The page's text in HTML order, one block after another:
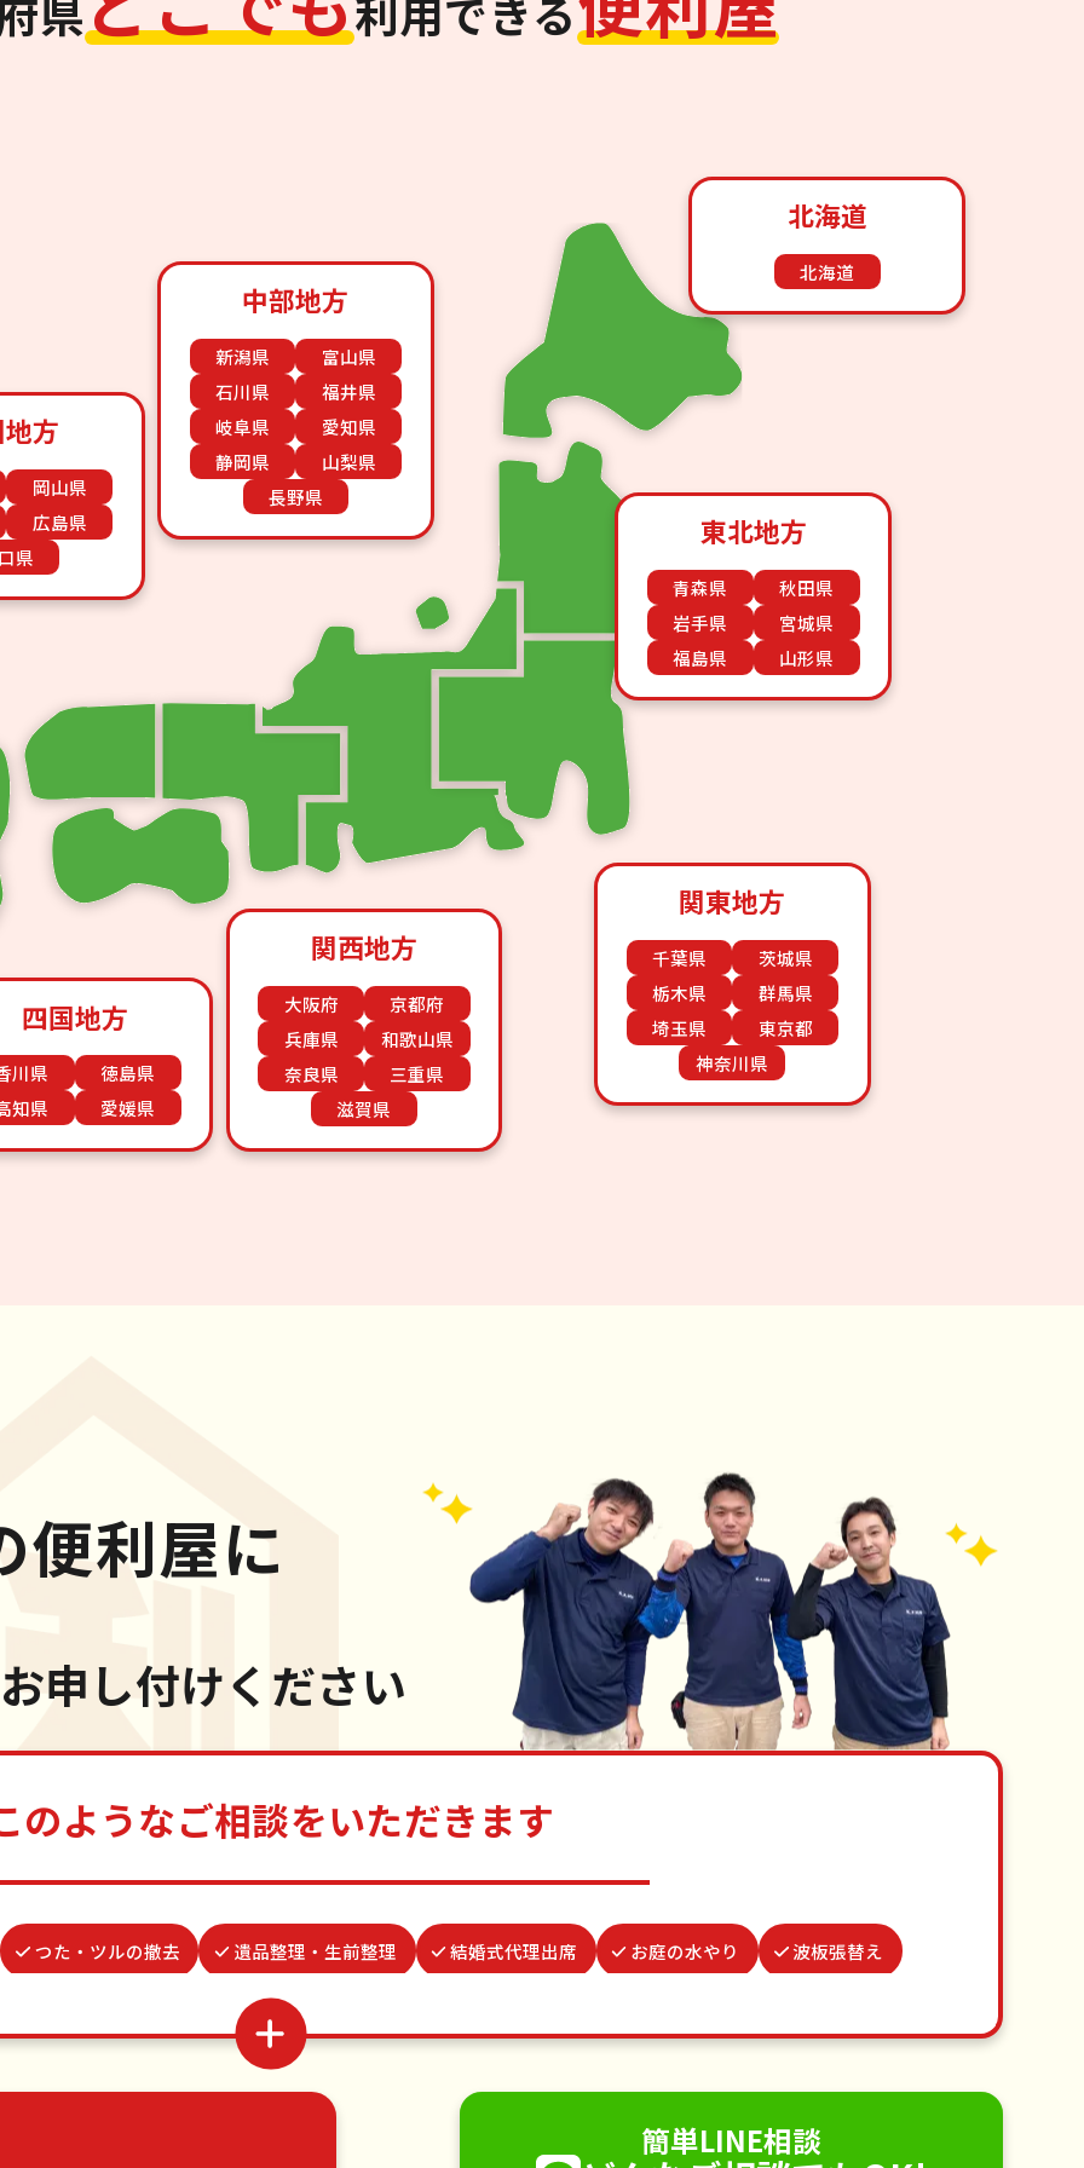
県 利用できる
北海道
北海道
東北地方
青森県
秋田県
岩手県
宮城県
福島県
山形県
関東地方
千葉県
茨城県
栃木県
群馬県
埼玉県
東京都
神奈川県
中部地方
新潟県
富山県
石川県
福井県
岐阜県
愛知県
静岡県
山梨県
長野県
関西地方
大阪府
京都府
兵庫県
和歌山県
奈良県
三重県
滋賀県
四国地方
川県
徳島県
知県
愛媛県
方
岡山県
広島県
県
便利屋に
お申し付けください
のようなご相談をいただきます
つた・ツルの撤去 遺品整理・生前整理 結婚式代理出席 お庭の水やり 波板張替え
家具組立
買い物代行
植木の剪定 植木の伐採
簡単LINE相談